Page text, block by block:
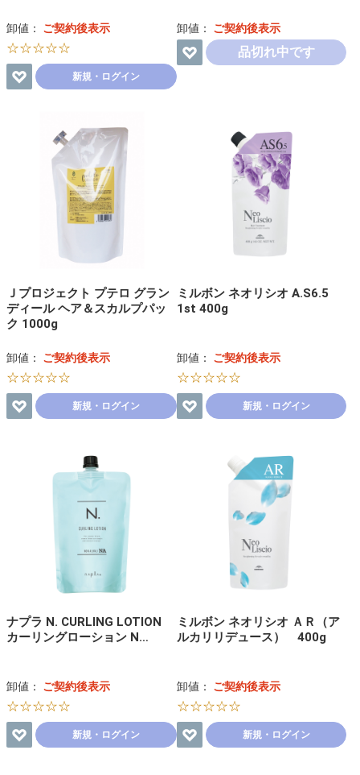
卸値： ご契約後表示
☆☆☆☆☆
新規・ログイン
卸値： ご契約後表示
品切れ中です
Ｊプロジェクト プテロ グラン
ディール ヘア＆スカルプパッ
ク 1000g
卸値： ご契約後表示
☆☆☆☆☆
新規・ログイン
ミルボン ネオリシオ A.S6.5
1st 400g
卸値： ご契約後表示
☆☆☆☆☆
新規・ログイン
ナプラ N. CURLING LOTION
カーリングローション N…
卸値： ご契約後表示
☆☆☆☆☆
新規・ログイン
ミルボン ネオリシオ ＡＲ（ア
ルカリリデュース） 400g
卸値： ご契約後表示
☆☆☆☆☆
新規・ログイン